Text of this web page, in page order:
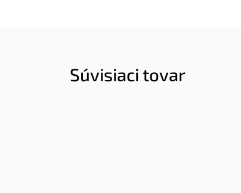
Súvisiaci tovar